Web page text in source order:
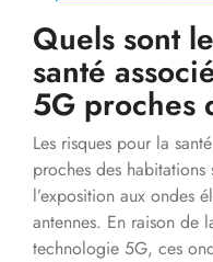
Quels sont
santé
5G proches
Les risques pour la
proches des
l’exposition aux ondes
antennes. En raison de
technologie 5G, ces